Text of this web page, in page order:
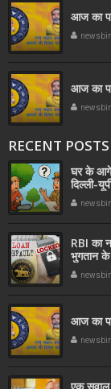
आज का
आज का
RECENT POSTS
घर के आगे
दिल्‍ली-
RBI का
भुगतान के
आज का